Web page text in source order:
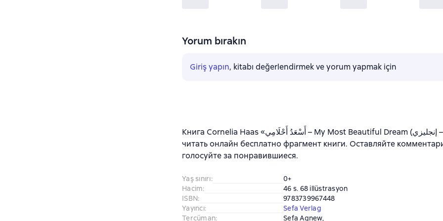
Yorum bırakın
Giriş yapın, kitabı değerlendirmek ve yorum yapmak için
Книга Cornelia Haas «أَسْعَدُ أَحْلَامِي – My Most Beautiful Dream (عربي – إنجليزي)» —
читать онлайн бесплатно фрагмент книги. Оставляйте
голосуйте за понравившиеся.
Yaş sınırı:
0+
Hacim:
46 s. 68 illüstrasyon
ISBN:
9783739967448
Yayıncı:
Sefa Verlag
Tercüman: Sefa Agnew,